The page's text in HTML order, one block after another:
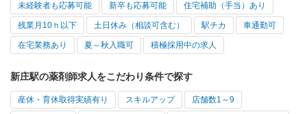
未経験者も応募可能 新卒も応募可能 住宅補助（手当）あり
残業月10ｈ以下 土日休み（相談可含む） 駅チカ 車通勤可
在宅業務あり 夏～秋入職可 積極採用中の求人
新庄駅の薬剤師求人をこだわり条件で探す
産休・育休取得実績有り スキルアップ 店舗数1～9